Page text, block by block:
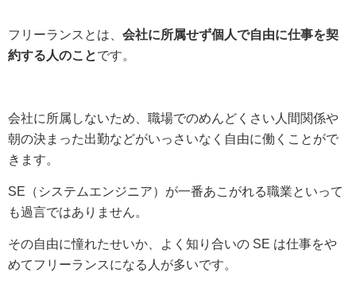
フリーランスとは、 会社に所属せず個人で自由に仕事を契
約する人のことです。
会社に所属しないため、職場でのめんどくさい人間関係や
朝の決まった出勤などがいっさいなく自由に働くことがで
きます。
SE（システムエンジニア）が一番あこがれる職業といって
も過言ではありません。
その自由に憧れたせいか、よく知り合いの SE は仕事をや
めてフリーランスになる人が多いです。